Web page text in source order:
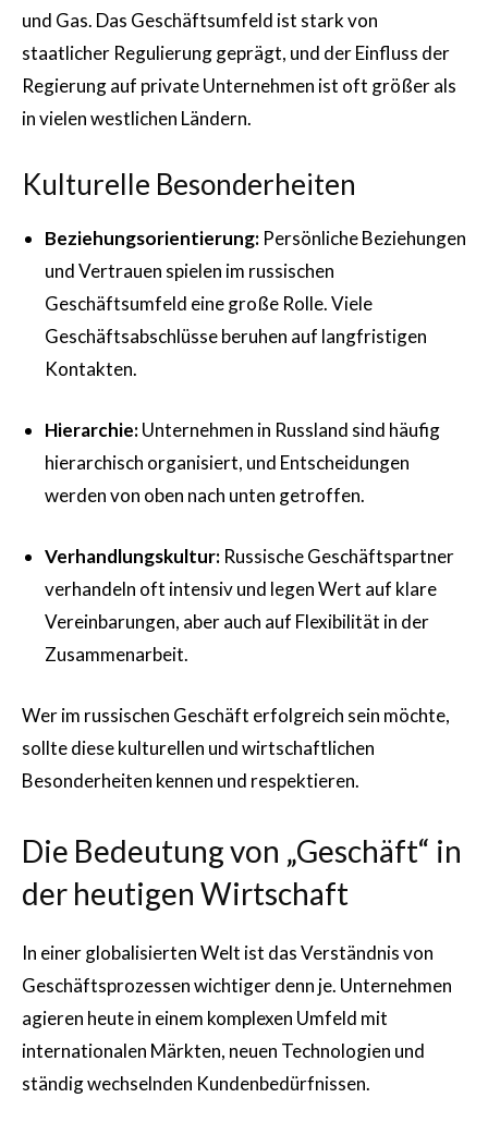
und Gas. Das Geschäftsumfeld ist stark von
staatlicher Regulierung geprägt, und der Einfluss der
Regierung auf private Unternehmen ist oft größer als
in vielen westlichen Ländern.
Kulturelle Besonderheiten
Beziehungsorientierung: Persönliche Beziehungen
und Vertrauen spielen im russischen
Geschäftsumfeld eine große Rolle. Viele
Geschäftsabschlüsse beruhen auf langfristigen
Kontakten.
Hierarchie:Unternehmen in Russland sind häufig
hierarchisch organisiert, und Entscheidungen
werden von oben nach unten getroffen.
Verhandlungskultur: Russische Geschäftspartner
verhandeln oft intensiv und legen Wert auf klare
Vereinbarungen, aber auch auf Flexibilität in der
Zusammenarbeit.
Wer im russischen Geschäft erfolgreich sein möchte,
sollte diese kulturellen und wirtschaftlichen
Besonderheiten kennen und respektieren.
Die Bedeutung von „Geschäft“ in
der heutigen Wirtschaft
In einer globalisierten Welt ist das Verständnis von
Geschäftsprozessen wichtiger denn je. Unternehmen
agieren heute in einem komplexen Umfeld mit
internationalen Märkten, neuen Technologien und
ständig wechselnden Kundenbedürfnissen.